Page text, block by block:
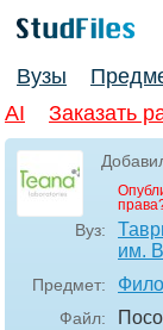
Вузы
AI
Заказать
Вуз:
им.
Предмет:
Файл: